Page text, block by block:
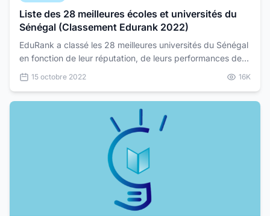
Liste des 28 meilleures écoles et universités du
Sénégal (Classement Edurank 2022)
EduRank a classé les 28 meilleures universités du Sénégal
en fonction de leur réputation, de leurs performances de
recherche et de l'impact de leurs anciens é...
15 octobre 2022 16K